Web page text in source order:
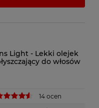
Light - Lekki olejek
do włosów
14 ocen